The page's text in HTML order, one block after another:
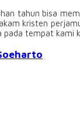
tahun bisa
kristen
tempat kami